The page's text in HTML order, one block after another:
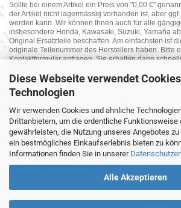
Diese Webseite verwendet
Technologien
Wir verwenden Cookies und ähnliche
Drittanbietern, um die ordentliche Funktionsweise
gewährleisten, die Nutzung unseres Angebotes
ein bestmögliches Einkaufserlebnis bieten zu
Informationen finden Sie in unserer
Alle Akzeptieren
Sollte bei einem Artikel ein Preis von "0,00 €"
der Artikel nicht lagermässig vorhanden ist, aber
werden kann. Wir können Ihnen auch für alle
insbesondere Honda, Kawasaki, Suzuki, Yamaha
Original Ersatzteile beschaffen. Am einfachsten ist
originale Teilenummer des Herstellers haben. Bitte
Kontaktformular anfragen. Sie erhalten dann
MOTORRAD-ANKAUF
Sie möchte Ihr altes Motorrad oder Ihre
auch gebrauchte Motorräder und Ersatzteilträger
Sie uns doch unverbindlich das was Sie verkaufen
bemühen uns dann eine sowohl für Sie als auch für
mit angemessenem Preis zu finden.